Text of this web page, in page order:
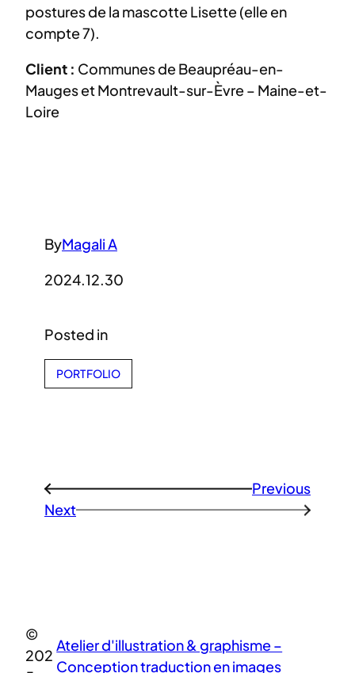
postures de la mascotte Lisette (elle en
compte 7).
Client : Communes de Beaupréau-en-
Mauges et Montrevault-sur-Èvre – Maine-et-
Loire
ByMagali A
2024.12.30
Posted in
PORTFOLIO
←
Previous
Next
→
©
202
Atelier d'illustration & graphisme –
Conception traduction en images